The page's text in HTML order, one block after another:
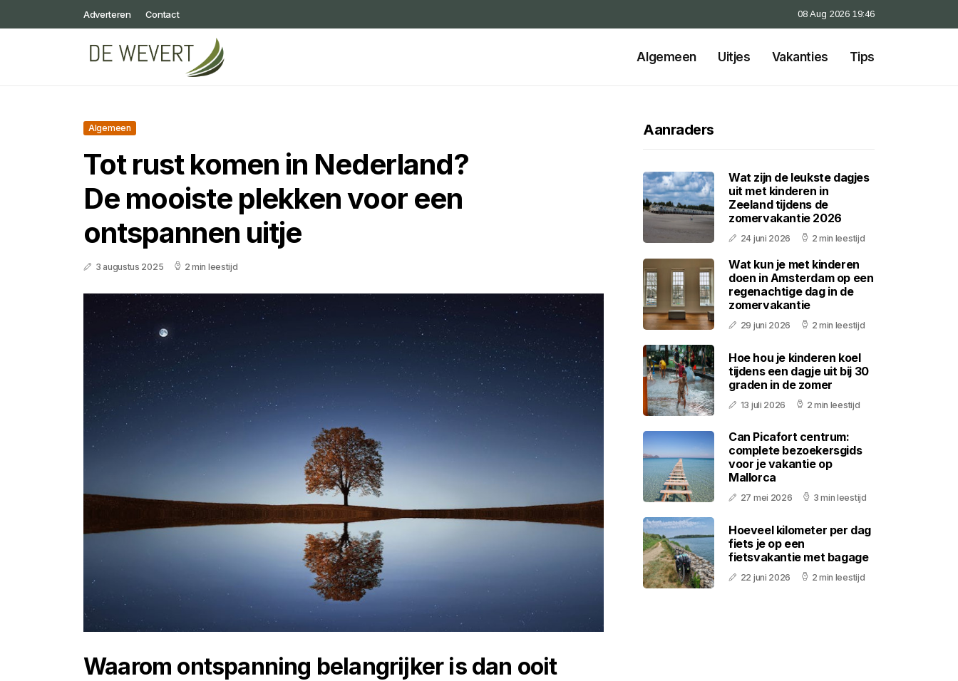
Adverteren Contact 08 Aug 2026 19:46
Algemeen Uitjes Vakanties Tips
Algemeen
Tot rust komen in Nederland?
De mooiste plekken voor een
ontspannen uitje
3 augustus 2025 2 min leestijd
Waarom ontspanning belangrijker is dan ooit
Aanraders
Wat zijn de leukste dagjes
uit met kinderen in
Zeeland tijdens de
zomervakantie 2026
24 juni 2026 2 min leestijd
Wat kun je met kinderen
doen in Amsterdam op een
regenachtige dag in de
zomervakantie
29 juni 2026 2 min leestijd
Hoe hou je kinderen koel
tijdens een dagje uit bij 30
graden in de zomer
13 juli 2026 2 min leestijd
Can Picafort centrum:
complete bezoekersgids
voor je vakantie op
Mallorca
27 mei 2026 3 min leestijd
Hoeveel kilometer per dag
fiets je op een
fietsvakantie met bagage
22 juni 2026 2 min leestijd